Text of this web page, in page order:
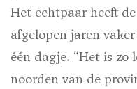
Het echtpaar heeft
afgelopen jaren
één dagje. “Het is
noorden van de